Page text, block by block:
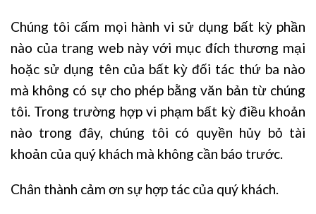
Chúng tôi cấm mọi hành vi sử dụng bất kỳ phần
nào của trang web này với mục đích thương mại
hoặc sử dụng tên của bất kỳ đối tác thứ ba nào
mà không có sự cho phép bằng văn bản từ chúng
tôi. Trong trường hợp vi phạm bất kỳ điều khoản
nào trong đây, chúng tôi có quyền hủy bỏ tài
khoản của quý khách mà không cần báo trước.
Chân thành cảm ơn sự hợp tác của quý khách.